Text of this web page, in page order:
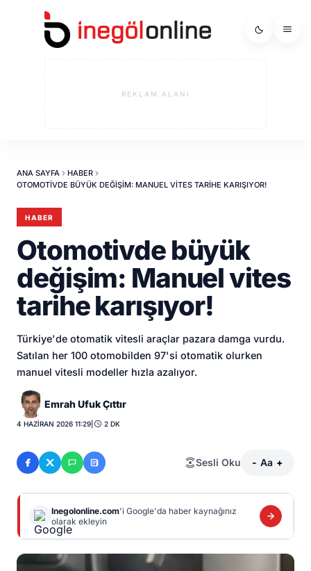
REKLAM ALANI
ANA SAYFA
HABER
OTOMOTIVDE BÜYÜK DEĞIŞIM: MANUEL VITES TARIHE KARIŞIYOR!
HABER
Otomotivde büyük
değişim: Manuel vites
tarihe karışıyor!
Türkiye'de otomatik vitesli araçlar pazara damga vurdu.
Satılan her 100 otomobilden 97'si otomatik olurken
manuel vitesli modeller hızla azalıyor.
Emrah Ufuk Çıttır
4 HAZIRAN 2026 11:29 2 DK
Sesli Oku - Aa +
Inegolonline.com'i Google'da haber kaynağınız
olarak ekleyin